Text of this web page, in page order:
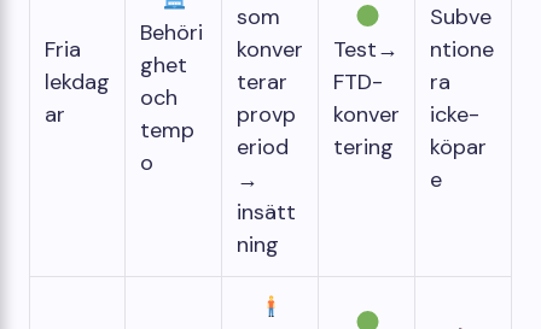
Fria
lekdag
ar
Behöri
ghet
och
temp
o
som
konver
terar
provp
eriod
→
insätt
ning
Test→
FTD-
konver
tering
Subve
ntione
ra
icke-
köpar
e